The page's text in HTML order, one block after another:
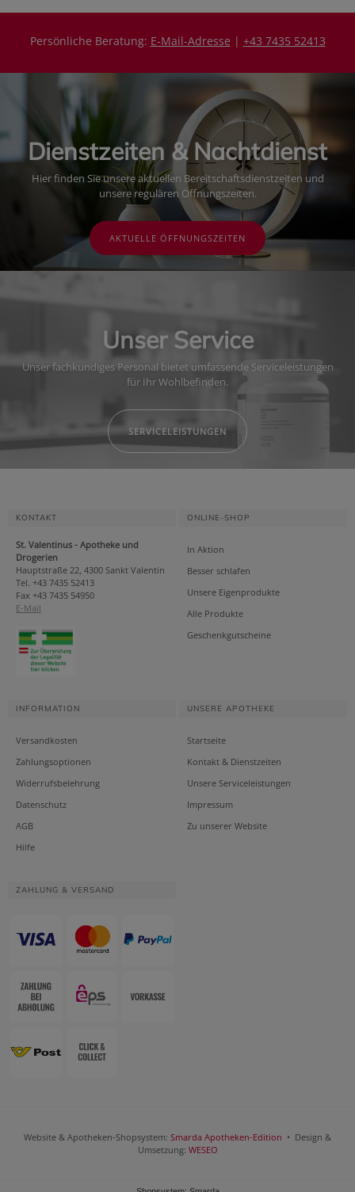
Persönliche Beratung: E-Mail-Adresse | +43 7435 52413
Dienstzeiten & Nachtdienst
Hier finden Sie unsere aktuellen Bereitschaftsdienstzeiten und
unsere regulären Öffnungszeiten.
AKTUELLE ÖFFNUNGSZEITEN
Unser Service
Unser fachkundiges Personal bietet umfassende Serviceleistungen
für Ihr Wohlbefinden.
SERVICELEISTUNGEN
KONTAKT
St. Valentinus - Apotheke und
Drogerien
Hauptstraße 22, 4300 Sankt Valentin
Tel. +43 7435 52413
Fax +43 7435 54950
E-Mail
ONLINE-SHOP
In Aktion
Besser schlafen
Unsere Eigenprodukte
Alle Produkte
Geschenkgutscheine
INFORMATION
Versandkosten
Zahlungsoptionen
Widerrufsbelehrung
Datenschutz
AGB
Hilfe
UNSERE APOTHEKE
Startseite
Kontakt & Dienstzeiten
Unsere Serviceleistungen
Impressum
Zu unserer Website
ZAHLUNG & VERSAND
Website & Apotheken-Shopsystem: Smarda Apotheken-Edition • Design &
Umsetzung: WESEO